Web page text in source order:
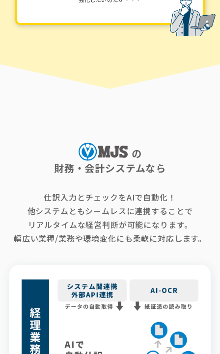
の
財務・会計システムなら
仕訳入力とチェックをAIで自動化！
他システムともシームレスに連携することで
リアルタイムな経営判断が可能になります。
幅広い業種/業務や環境変化にも柔軟に対応します。